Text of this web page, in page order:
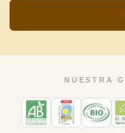
NUESTRA